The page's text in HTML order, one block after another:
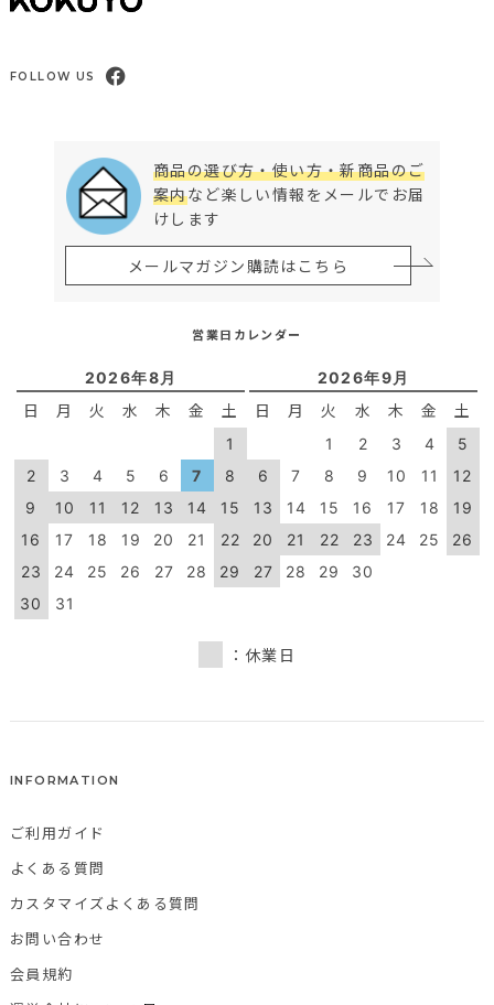
FOLLOW US
商品の選び方・使い方・新商品のご
案内など楽しい情報をメールでお届
けします
メールマガジン購読はこちら
営業日カレンダー
2026年8月
日 月 火 水 木 金 土
1
2
3 4 5 6 7
8
9
10 11 12 13 14
15
16
17 18 19 20 21
22
23
24 25 26 27 28
29
30
31
2026年9月
日 月 火 水 木 金 土
1 2 3 4
5
6
7 8 9 10 11
12
13
14 15 16 17 18
19
20
21 22 23 24 25
26
27
28 29 30
：休業日
INFORMATION
ご利用ガイド
よくある質問
カスタマイズよくある質問
お問い合わせ
会員規約